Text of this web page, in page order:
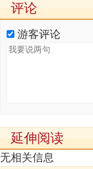
评论
游客评论
延伸阅读
无相关信息